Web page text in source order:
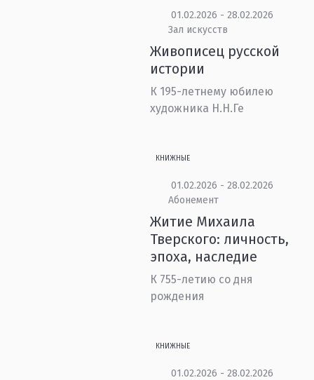
01.02.2026 - 28.02.2026
Зал искусств
Живописец русской
истории
К 195-летнему юбилею
художника Н.Н.Ге
КНИЖНЫЕ
01.02.2026 - 28.02.2026
Абонемент
Житие Михаила
Тверского: личность,
эпоха, наследие
К 755-летию со дня
рождения
КНИЖНЫЕ
01.02.2026 - 28.02.2026